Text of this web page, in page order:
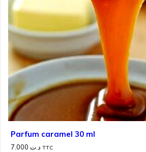
Parfum caramel 30 ml
د.ت TTC